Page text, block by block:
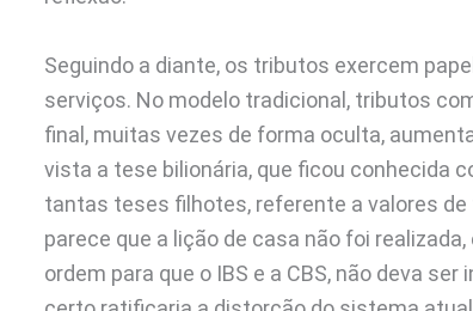
Seguindo a diante, os tributos exercem
serviços. No modelo tradicional, tributos
final, muitas vezes de forma oculta,
vista a tese bilionária, que ficou conhecida
tantas teses filhotes, referente a valores
parece que a lição de casa não foi
ordem para que o IBS e a CBS, não deva